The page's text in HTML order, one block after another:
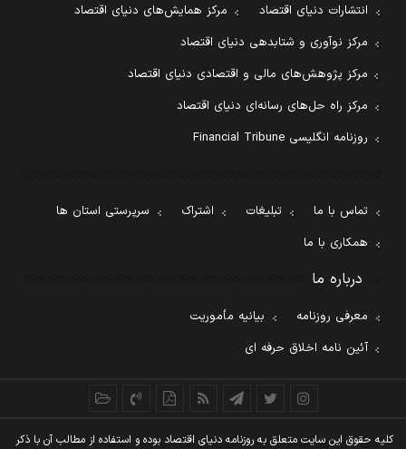
انتشارات دنیای اقتصاد
مرکز همایش‌های دنیای اقتصاد
مرکز نوآوری و شتابدهی دنیای اقتصاد
مرکز پژوهش‌های مالی و اقتصادی دنیای اقتصاد
مرکز راه حل‌های رسانه‌ای دنیای اقتصاد
روزنامه انگلیسی Financial Tribune
تماس با ما تبلیغات اشتراک
سرپرستی استان ها
همکاری با ما
درباره ما
معرفی روزنامه
بیانیه مأموریت
آئین نامه اخلاق حرفه ای
کليه حقوق اين سايت متعلق به روزنامه دنيای اقتصاد بوده و استفاده از مطالب آن با ذکر